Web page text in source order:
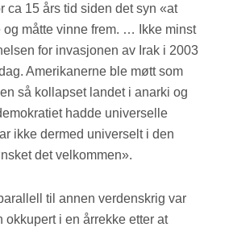
ca 15 års tid siden det syn «at
og måtte vinne frem. … Ikke minst
for invasjonen av Irak i 2003
Amerikanerne ble møtt som
så kollapset landet i anarki og
hadde universelle
ikke dermed universelt i den
det velkommen».
til annen verdenskrig var
okkupert i en årrekke etter at